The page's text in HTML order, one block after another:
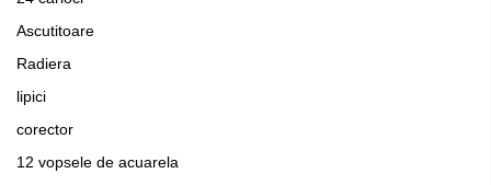
Ascutitoare
Radiera
lipici
corector
12 vopsele de acuarela